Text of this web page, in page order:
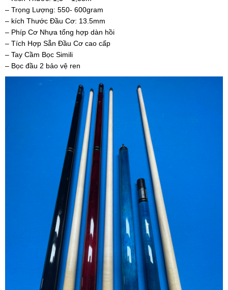
– Trọng Lượng: 550- 600gram
– kích Thước Đầu Cơ: 13.5mm
– Phíp Cơ Nhựa tổng hợp dàn hồi
– Tích Hợp Sẵn Đầu Cơ cao cấp
– Tay Cầm Bọc Simili
– Bọc đầu 2 bảo vệ ren